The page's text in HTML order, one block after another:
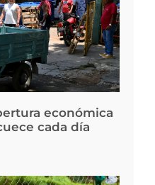
económica
cada día